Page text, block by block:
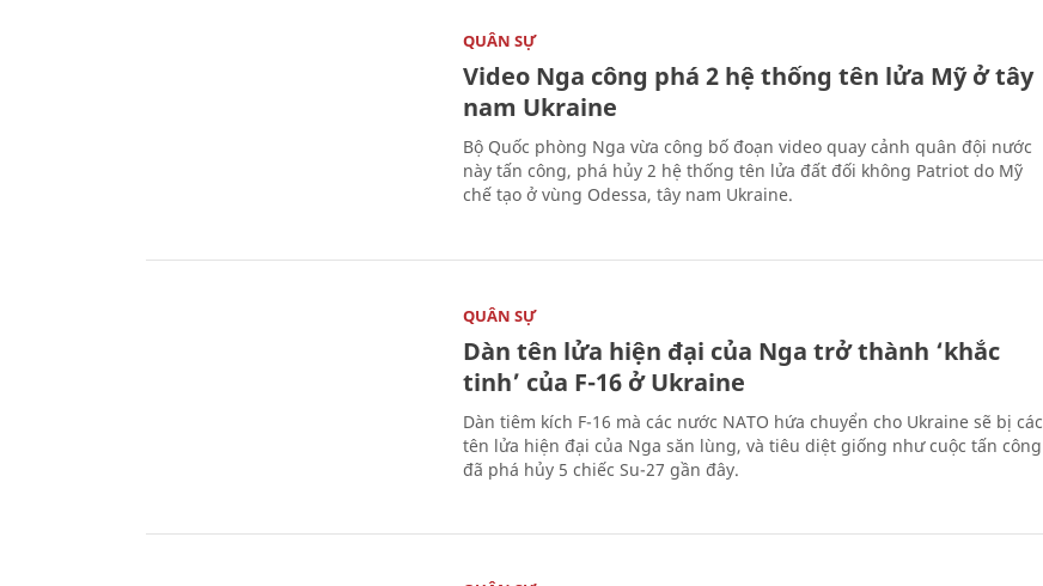
QUÂN SỰ
Video Nga công phá 2 hệ thống tên lửa Mỹ ở tây
nam Ukraine
Bộ Quốc phòng Nga vừa công bố đoạn video quay cảnh quân đội nước
này tấn công, phá hủy 2 hệ thống tên lửa đất đối không Patriot do Mỹ
chế tạo ở vùng Odessa, tây nam Ukraine.
QUÂN SỰ
Dàn tên lửa hiện đại của Nga trở thành ‘khắc
tinh’ của F-16 ở Ukraine
Dàn tiêm kích F-16 mà các nước NATO hứa chuyển cho Ukraine sẽ bị các
tên lửa hiện đại của Nga săn lùng, và tiêu diệt giống như cuộc tấn công
đã phá hủy 5 chiếc Su-27 gần đây.